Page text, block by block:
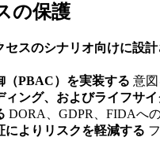
の保護
スのシナリオ向けに設
（PBAC）を実装する 意
ング、およびライフサ
DORA、GDPR、FIDAへ
よりリスクを軽減する